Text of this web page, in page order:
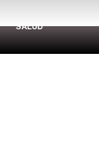
SALUD